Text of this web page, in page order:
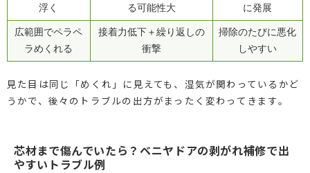
浮く
る可能性大
に発展
広範囲でペラペ
ラめくれる
接着力低下＋繰り返しの
衝撃
掃除のたびに悪化
しやすい
見た目は同じ「めくれ」に見えても、湿気が関わっているかど
うかで、後々のトラブルの出方がまったく変わってきます。
芯材まで傷んでいたら？ベニヤドアの剥がれ補修で出
やすいトラブル例